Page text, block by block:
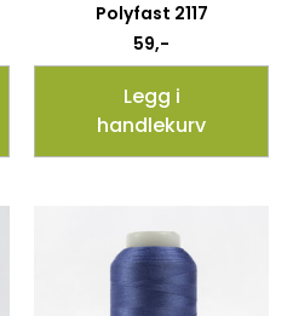
Polyfast 2117
59,-
Legg i
handlekurv